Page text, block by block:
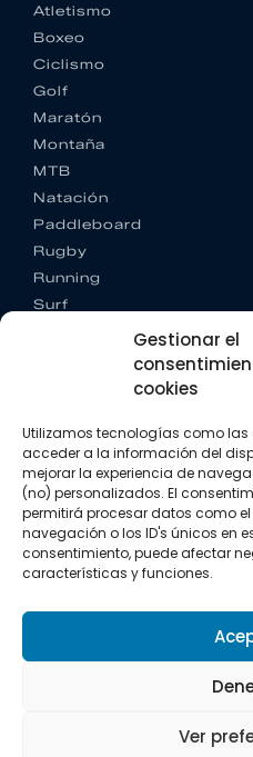
Gestionar el
cookies
Utilizamos tecnologías como
acceder a la información del
mejorar la experiencia de
(no) personalizados. El
permitirá procesar datos como
navegación o los ID's únicos en
consentimiento, puede afectar
características y funciones.
Ver
Atletismo
Boxeo
Ciclismo
Golf
Maratón
Montaña
MTB
Natación
Paddleboard
Rugby
Running
Surf
+34 922 303 191
+34 662 342 177
info@vkssport.com
SÍGUENOS
Copyright ©